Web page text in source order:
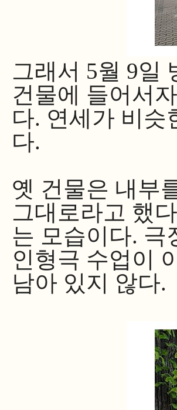
그래서 5월 9일
건물에 들어서
다. 연세가 비슷
다.
옛 건물은 내부
그대로라고 했
는 모습이다. 극
인형극 수업이
남아 있지 않다.